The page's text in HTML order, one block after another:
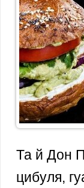
Та й Дон
цибуля,